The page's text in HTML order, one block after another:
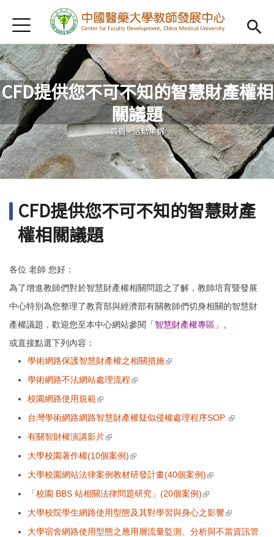
首頁
Open
認識我們
Open
教學研習
Open
新進教師
Open
傑出教授
Open
教師專業社群
Open
借用項目
Jump to Navigation
Jump to Main content
CFD提供您不可不知的智慧財產權相
關議題
您在這裡
首頁-活動集錦
CFD提供您不可不知的智慧財產
權相關議題
各位 老師 您好：
為了增進教師們對於智慧財產權相關問題之了解，教師培育暨發展
中心特別為您整理了教育部與經濟部有關教師們切身相關的智慧財
產權議題，歡迎您至本中心網站參閱
「 智慧財產權專區 」 。
或直接點選下列內容：
學術網路保護智慧財產權之相關措施(link is external)
學術網路不法網站處理流程 (link is external)
校園網路使用規範(link is external)
台灣學術網路網路智慧財產權疑似侵權處理程序SOP (link is
有關智財權演講影片(link is external)
大學校園著作權(10個案例 ) (link is external)
大學校園網站法律案例教材研發計畫(40個案例 ) (link is
external)
「校園 BBS 站相關法律問題研究」 (20個案例 ) (link is external)
大學校院學生網路使用型態及其對學習與身心之影響(link is
external)
大學宿舍網路使用型態之應用層流量監測、分析與不當資訊管